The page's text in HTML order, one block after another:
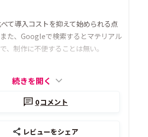
て導入コストを抑えて始められる点
た、Googleで検索するとマテリアル
、制作に不便することは無い。
続きを開く
0コメント
レビューをシェア